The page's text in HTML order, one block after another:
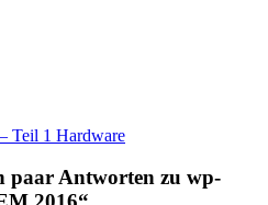
Teil 1 Hardware
paar Antworten zu wp-